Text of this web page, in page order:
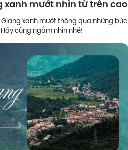
xanh mướt nhìn từ trên cao
Giang xanh mướt thông qua những bức
cùng ngắm nhìn nhé!